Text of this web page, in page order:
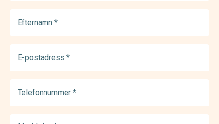
(Required)
postadress
(Required)